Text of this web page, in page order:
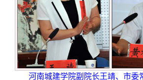
河南城建学院副院长王靖、市委